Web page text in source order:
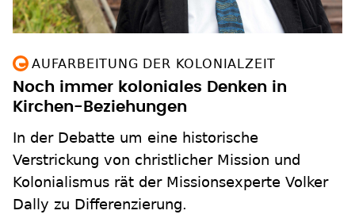
AUFARBEITUNG DER KOLONIALZEIT
Kirchen-Beziehungen
In der Debatte um eine historische
Verstrickung von christlicher Mission und
Kolonialismus rät der Missionsexperte Volker
Dally zu Differenzierung.
zum Inhalt